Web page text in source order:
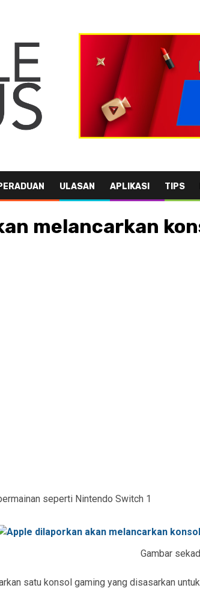
ULASAN APLIKASI TIPS
melancarkan
Gambar
satu konsol gaming yang disasarkan